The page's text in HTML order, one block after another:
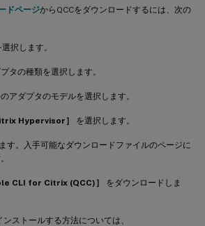
ドページからQCCをダウンロードするには、次の
択します。
タの種類を選択します。
アダプタのモデルを選択します。
Hypervisor］ を選択します。
す。入手可能なダウンロードファイルのページに
CLI for Citrix (QCC)］
をダウンロードしま
ストールする方法については、